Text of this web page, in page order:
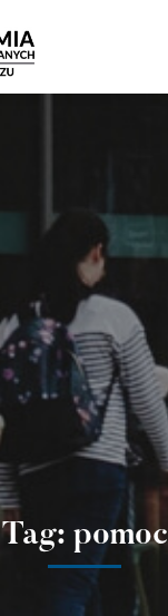
Tag: pomoc